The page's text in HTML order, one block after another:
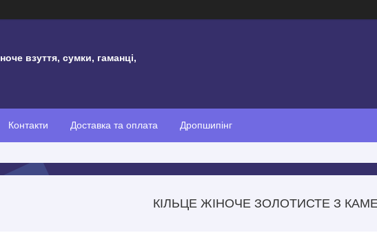
взуття, сумки, гаманці,
Контакти Доставка та оплата Дропшипінг
КІЛЬЦЕ ЖІНОЧЕ ЗОЛОТИСТЕ З